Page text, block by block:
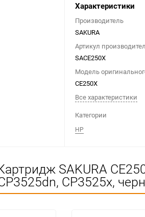
Характеристики
Производитель
SAKURA
Артикул
SACE250X
Модель
CE250X
Все характеристики
Категории
HP
SAKURA
CP3525x,